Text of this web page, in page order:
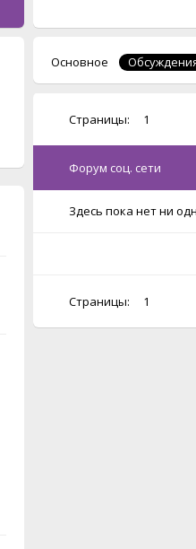
Основное
Страницы: 1
Форум соц. сети
Здесь пока нет ни
Страницы: 1